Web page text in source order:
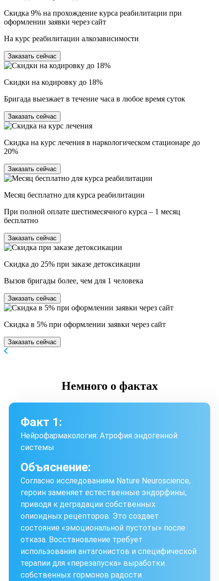
Скидка 9% на прохождение курса реабилитации при
оформлении заявки через сайт
На курс реабилитации алкозависимости
Заказать сейчас
Скидки на кодировку до 18%
Бригада выезжает в течение часа в любое время суток
Заказать сейчас
Скидка на курс лечения в наркологическом стационаре до
20%
Заказать сейчас
Месяц бесплатно для курса реабилитации
При полной оплате шестимесячного курса – 1 месяц
бесплатно
Заказать сейчас
Скидка до 25% при заказе детоксикации
Вызов бригады более, чем для 1 человека
Заказать сейчас
Скидка в 5% при оформлении заявки через сайт
Заказать сейчас
Немного о фактах
Факт 1:
Нейрофармакология: Атрофия эндогенной
системы
Объяснение:
Согласно исследованиям Nature Neuroscience,
героин заменяет естественные эндорфины,
приводя к деградации собственных
опиоидных рецепторов. Это создает
состояние «эмоциональной пустоты» после
отказа. Восстановление требует
использования антагонистов и специфической
терапии для «перезапуска» выработки
собственных гормонов радости.